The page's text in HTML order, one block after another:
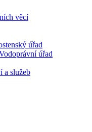
věcí
úřad
úřad
a služeb